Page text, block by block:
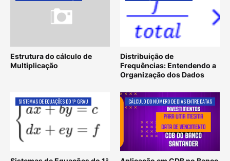
Estrutura do cálculo de
Multiplicação
Distribuição de
Frequências: Entendendo a
Organização dos Dados
SISTEMAS DE EQUAÇÕES DO 1º GRAU CÁLCULO DO NÚMERO DE DIAS ENTRE DATAS